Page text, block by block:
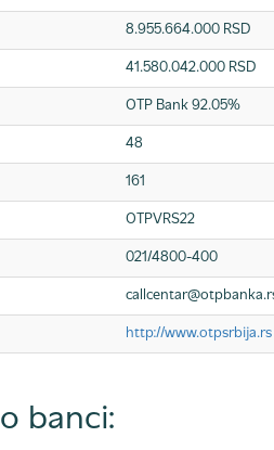
8.955.664.000 RSD
41.580.042.000 RSD
OTP Bank 92.05%
48
161
OTPVRS22
021/4800-400
http://www.otpsrbija.rs
banci: